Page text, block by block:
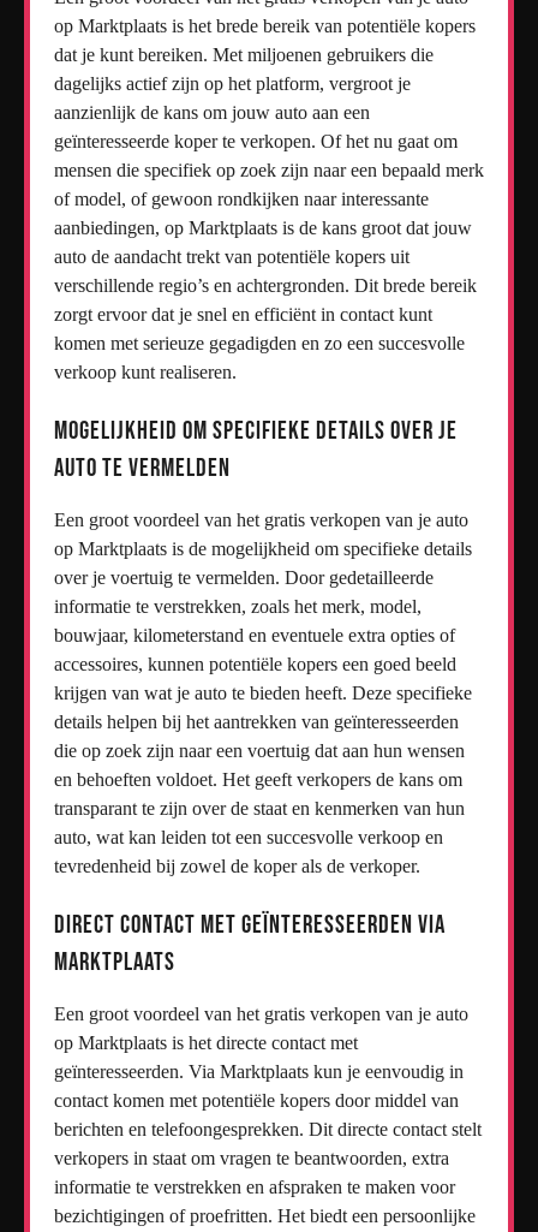
op Marktplaats is het brede bereik van potentiële kopers
dat je kunt bereiken. Met miljoenen gebruikers die
dagelijks actief zijn op het platform, vergroot je
aanzienlijk de kans om jouw auto aan een
geïnteresseerde koper te verkopen. Of het nu gaat om
mensen die specifiek op zoek zijn naar een bepaald merk
of model, of gewoon rondkijken naar interessante
aanbiedingen, op Marktplaats is de kans groot dat jouw
auto de aandacht trekt van potentiële kopers uit
verschillende regio’s en achtergronden. Dit brede bereik
zorgt ervoor dat je snel en efficiënt in contact kunt
komen met serieuze gegadigden en zo een succesvolle
verkoop kunt realiseren.
Mogelijkheid om specifieke details over je
auto te vermelden
Een groot voordeel van het gratis verkopen van je auto
op Marktplaats is de mogelijkheid om specifieke details
over je voertuig te vermelden. Door gedetailleerde
informatie te verstrekken, zoals het merk, model,
bouwjaar, kilometerstand en eventuele extra opties of
accessoires, kunnen potentiële kopers een goed beeld
krijgen van wat je auto te bieden heeft. Deze specifieke
details helpen bij het aantrekken van geïnteresseerden
die op zoek zijn naar een voertuig dat aan hun wensen
en behoeften voldoet. Het geeft verkopers de kans om
transparant te zijn over de staat en kenmerken van hun
auto, wat kan leiden tot een succesvolle verkoop en
tevredenheid bij zowel de koper als de verkoper.
Direct contact met geïnteresseerden via
Marktplaats
Een groot voordeel van het gratis verkopen van je auto
op Marktplaats is het directe contact met
geïnteresseerden. Via Marktplaats kun je eenvoudig in
contact komen met potentiële kopers door middel van
berichten en telefoongesprekken. Dit directe contact stelt
verkopers in staat om vragen te beantwoorden, extra
informatie te verstrekken en afspraken te maken voor
bezichtigingen of proefritten. Het biedt een persoonlijke